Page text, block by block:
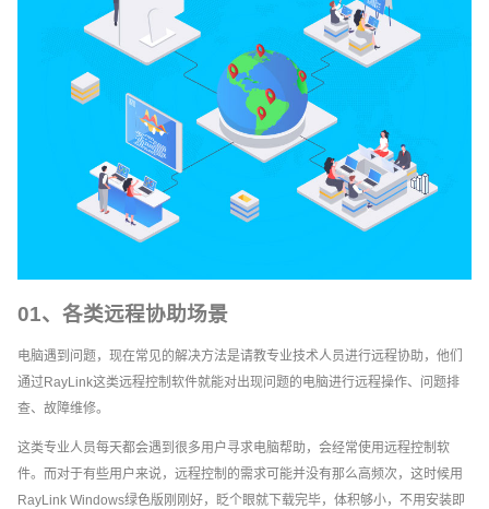
01、各类远程协助场景
电脑遇到问题，现在常见的解决方法是请教专业技术人员进行远程协助，他们
通过RayLink这类远程控制软件就能对出现问题的电脑进行远程操作、问题排
查、故障维修。
这类专业人员每天都会遇到很多用户寻求电脑帮助，会经常使用远程控制软
件。而对于有些用户来说，远程控制的需求可能并没有那么高频次，这时候用
RayLink Windows绿色版刚刚好，眨个眼就下载完毕，体积够小，不用安装即